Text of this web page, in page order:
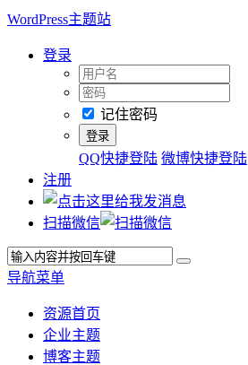
WordPress主题站
登录
记住密码
QQ快捷登陆 微博快捷登陆
注册
扫描微信
导航菜单
资源首页
企业主题
博客主题